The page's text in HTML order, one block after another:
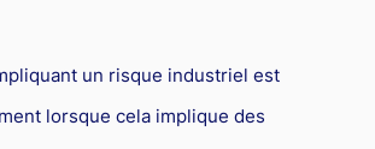
un risque industriel est
lorsque cela implique des